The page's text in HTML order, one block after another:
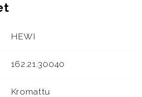
HEWI
162.21.30040
Kromattu